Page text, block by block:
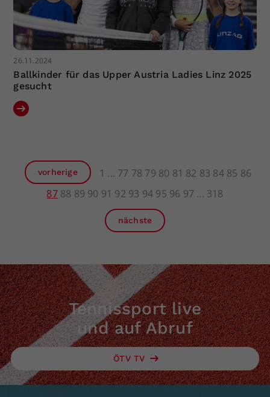
26.11.2024
Ballkinder für das Upper Austria Ladies Linz 2025
gesucht
vorherige 1 77 78 79 80 81 82 83 84 85 86
87 88 89 90 91 92 93 94 95 96 97 318
nächste
Tennissport live
und auf Abruf
ÖTV TV